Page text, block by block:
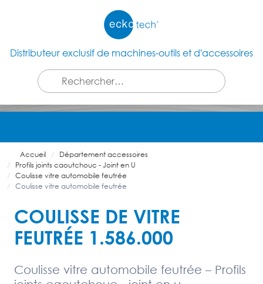
Distributeur exclusif de machines-outils et d'accessoires
Accueil
Département accessoires
Profils joints caoutchouc - Joint en U
Coulisse vitre automobile feutrée
Coulisse vitre automobile feutrée
COULISSE DE VITRE
FEUTRÉE 1.586.000
Coulisse vitre automobile feutrée – Profils